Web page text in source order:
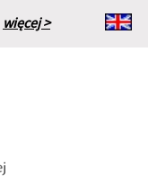
więcej >